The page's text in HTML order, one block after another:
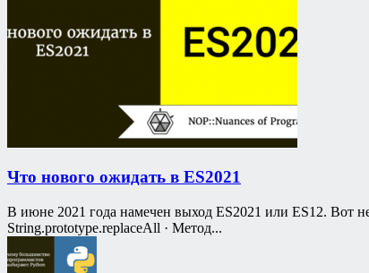
Что нового ожидать в ES2021
В июне 2021 года намечен выход ES2021 или ES12. Вот
String.prototype.replaceAll · Метод...